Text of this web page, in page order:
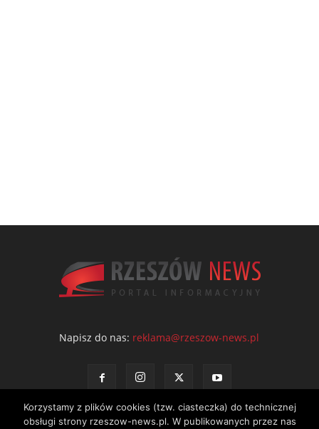
Napisz do nas: reklama@rzeszow-news.pl
Korzystamy z plików cookies (tzw. ciasteczka) do technicznej
obsługi strony rzeszow-news.pl. W publikowanych przez nas